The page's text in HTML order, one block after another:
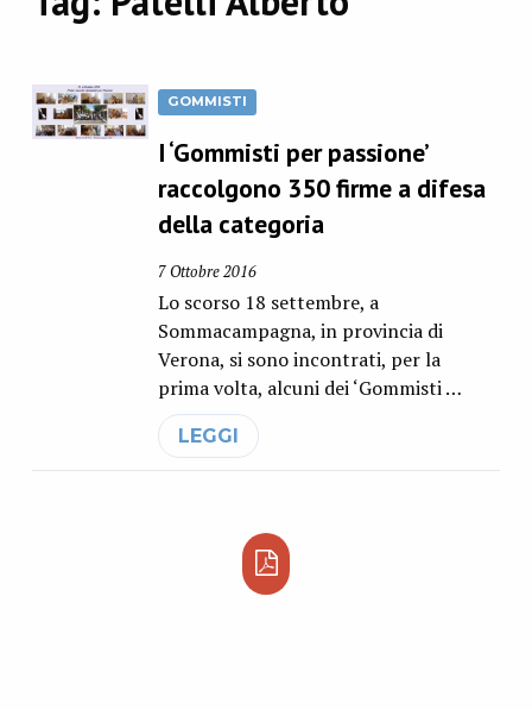
GOMMISTI
I ‘Gommisti per passione’
raccolgono 350 firme a difesa
della categoria
7 Ottobre 2016
Lo scorso 18 settembre, a
Sommacampagna, in provincia di
Verona, si sono incontrati, per la
prima volta, alcuni dei ‘Gommisti …
LEGGI